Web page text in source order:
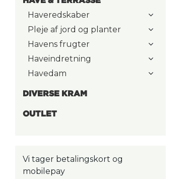
Haveredskaber
Pleje af jord og planter
Havens frugter
Haveindretning
Havedam
DIVERSE KRAM
OUTLET
Vi tager betalingskort og
mobilepay